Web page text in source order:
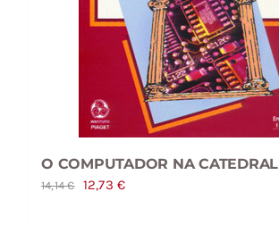
O COMPUTADOR NA CATEDRAL
14,14€
O
12,73€O